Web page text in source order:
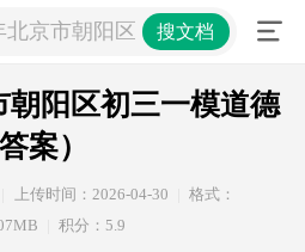
北京市朝阳区初三一模道德与
搜文档
朝阳区初三一模道德
案）
上传时间：2026-04-30
格式：
积分：5.9